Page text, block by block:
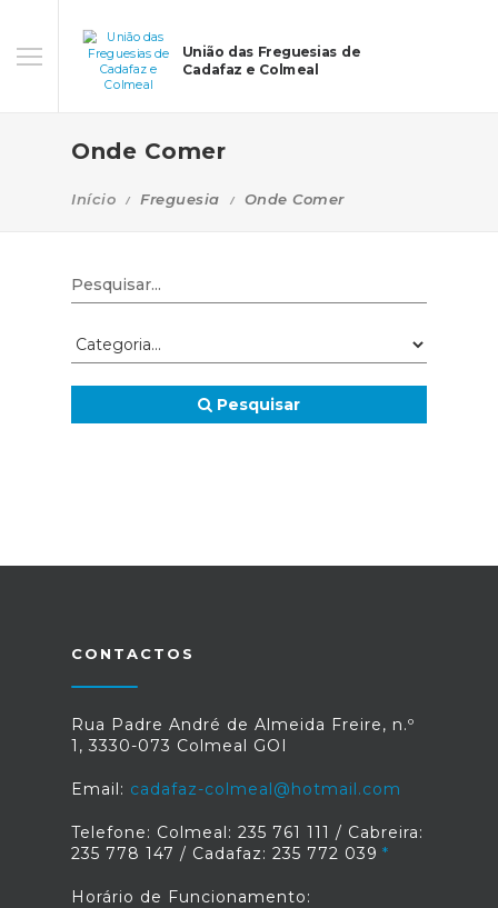
União das Freguesias de
Cadafaz e Colmeal
Onde Comer
Início Freguesia Onde Comer
Pesquisar
CONTACTOS
Rua Padre André de Almeida Freire, n.º
1, 3330-073 Colmeal GOI
Email: cadafaz-colmeal@hotmail.com
Telefone: Colmeal: 235 761 111 / Cabreira:
235 778 147 / Cadafaz: 235 772 039
Horário de Funcionamento: